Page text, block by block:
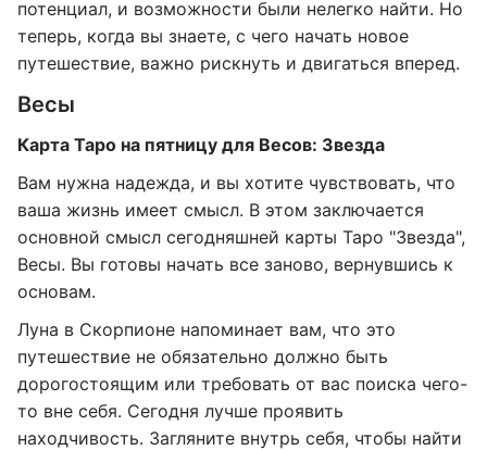
потенциал, и возможности были нелегко найти. Но
теперь, когда вы знаете, с чего начать новое
путешествие, важно рискнуть и двигаться вперед.
Весы
Карта Таро на пятницу для Весов: Звезда
Вам нужна надежда, и вы хотите чувствовать, что
ваша жизнь имеет смысл. В этом заключается
основной смысл сегодняшней карты Таро "Звезда",
Весы. Вы готовы начать все заново, вернувшись к
основам.
Луна в Скорпионе напоминает вам, что это
путешествие не обязательно должно быть
дорогостоящим или требовать от вас поиска чего-
то вне себя. Сегодня лучше проявить
находчивость. Загляните внутрь себя, чтобы найти